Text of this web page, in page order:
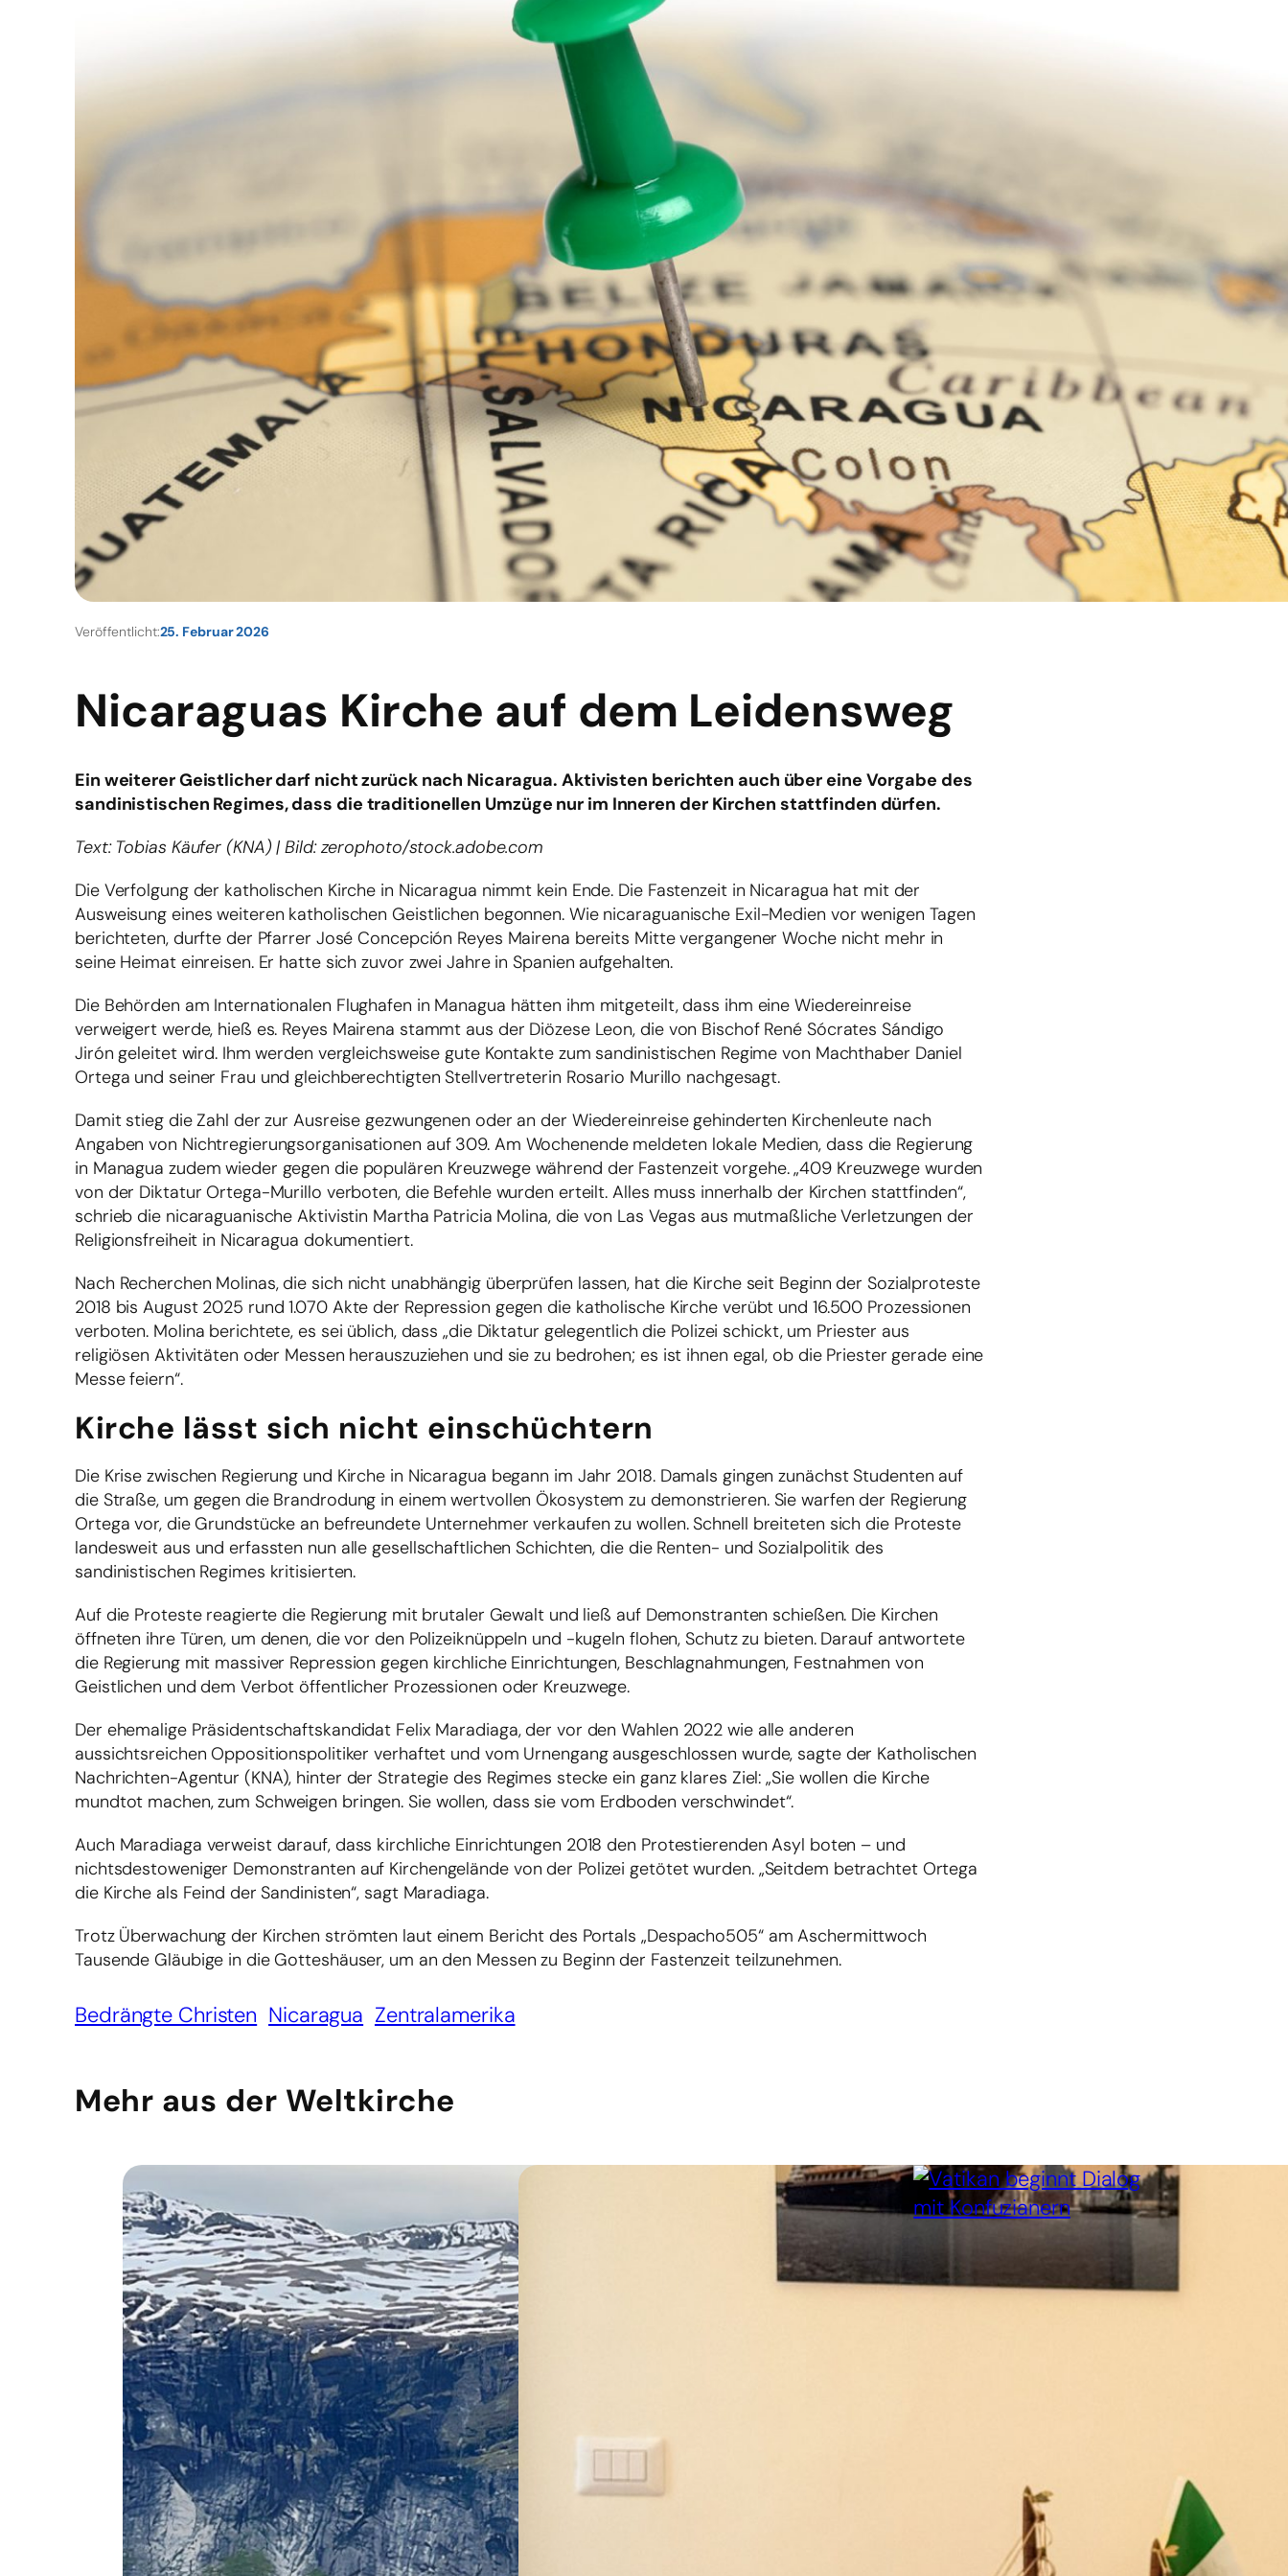
Veröffentlicht:25. Februar 2026
Nicaraguas Kirche auf dem Leidensweg
Ein weiterer Geistlicher darf nicht zurück nach Nicaragua. Aktivisten berichten auch über eine Vorgabe des
sandinistischen Regimes, dass die traditionellen Umzüge nur im Inneren der Kirchen stattfinden dürfen.
Text: Tobias Käufer (KNA) | Bild: zerophoto/stock.adobe.com
Die Verfolgung der katholischen Kirche in Nicaragua nimmt kein Ende. Die Fastenzeit in Nicaragua hat mit der
Ausweisung eines weiteren katholischen Geistlichen begonnen. Wie nicaraguanische Exil-Medien vor wenigen Tagen
berichteten, durfte der Pfarrer José Concepción Reyes Mairena bereits Mitte vergangener Woche nicht mehr in
seine Heimat einreisen. Er hatte sich zuvor zwei Jahre in Spanien aufgehalten.
Die Behörden am Internationalen Flughafen in Managua hätten ihm mitgeteilt, dass ihm eine Wiedereinreise
verweigert werde, hieß es. Reyes Mairena stammt aus der Diözese Leon, die von Bischof René Sócrates Sándigo
Jirón geleitet wird. Ihm werden vergleichsweise gute Kontakte zum sandinistischen Regime von Machthaber Daniel
Ortega und seiner Frau und gleichberechtigten Stellvertreterin Rosario Murillo nachgesagt.
Damit stieg die Zahl der zur Ausreise gezwungenen oder an der Wiedereinreise gehinderten Kirchenleute nach
Angaben von Nichtregierungsorganisationen auf 309. Am Wochenende meldeten lokale Medien, dass die Regierung
in Managua zudem wieder gegen die populären Kreuzwege während der Fastenzeit vorgehe. „409 Kreuzwege wurden
von der Diktatur Ortega-Murillo verboten, die Befehle wurden erteilt. Alles muss innerhalb der Kirchen stattfinden“,
schrieb die nicaraguanische Aktivistin Martha Patricia Molina, die von Las Vegas aus mutmaßliche Verletzungen der
Religionsfreiheit in Nicaragua dokumentiert.
Nach Recherchen Molinas, die sich nicht unabhängig überprüfen lassen, hat die Kirche seit Beginn der Sozialproteste
2018 bis August 2025 rund 1.070 Akte der Repression gegen die katholische Kirche verübt und 16.500 Prozessionen
verboten. Molina berichtete, es sei üblich, dass „die Diktatur gelegentlich die Polizei schickt, um Priester aus
religiösen Aktivitäten oder Messen herauszuziehen und sie zu bedrohen; es ist ihnen egal, ob die Priester gerade eine
Messe feiern“.
Kirche lässt sich nicht einschüchtern
Die Krise zwischen Regierung und Kirche in Nicaragua begann im Jahr 2018. Damals gingen zunächst Studenten auf
die Straße, um gegen die Brandrodung in einem wertvollen Ökosystem zu demonstrieren. Sie warfen der Regierung
Ortega vor, die Grundstücke an befreundete Unternehmer verkaufen zu wollen. Schnell breiteten sich die Proteste
landesweit aus und erfassten nun alle gesellschaftlichen Schichten, die die Renten- und Sozialpolitik des
sandinistischen Regimes kritisierten.
Auf die Proteste reagierte die Regierung mit brutaler Gewalt und ließ auf Demonstranten schießen. Die Kirchen
öffneten ihre Türen, um denen, die vor den Polizeiknüppeln und -kugeln flohen, Schutz zu bieten. Darauf antwortete
die Regierung mit massiver Repression gegen kirchliche Einrichtungen, Beschlagnahmungen, Festnahmen von
Geistlichen und dem Verbot öffentlicher Prozessionen oder Kreuzwege.
Der ehemalige Präsidentschaftskandidat Felix Maradiaga, der vor den Wahlen 2022 wie alle anderen
aussichtsreichen Oppositionspolitiker verhaftet und vom Urnengang ausgeschlossen wurde, sagte der Katholischen
Nachrichten-Agentur (KNA), hinter der Strategie des Regimes stecke ein ganz klares Ziel: „Sie wollen die Kirche
mundtot machen, zum Schweigen bringen. Sie wollen, dass sie vom Erdboden verschwindet“.
Auch Maradiaga verweist darauf, dass kirchliche Einrichtungen 2018 den Protestierenden Asyl boten – und
nichtsdestoweniger Demonstranten auf Kirchengelände von der Polizei getötet wurden. „Seitdem betrachtet Ortega
die Kirche als Feind der Sandinisten“, sagt Maradiaga.
Trotz Überwachung der Kirchen strömten laut einem Bericht des Portals „Despacho505“ am Aschermittwoch
Tausende Gläubige in die Gotteshäuser, um an den Messen zu Beginn der Fastenzeit teilzunehmen.
Bedrängte Christen Nicaragua Zentralamerika
Mehr aus der Weltkirche
Vatikan beginnt
beheimateten Konfuzianismus
tut er sich jedoch schwer. Nun
soll es erstmals einen offiziellen
Dialog geben.